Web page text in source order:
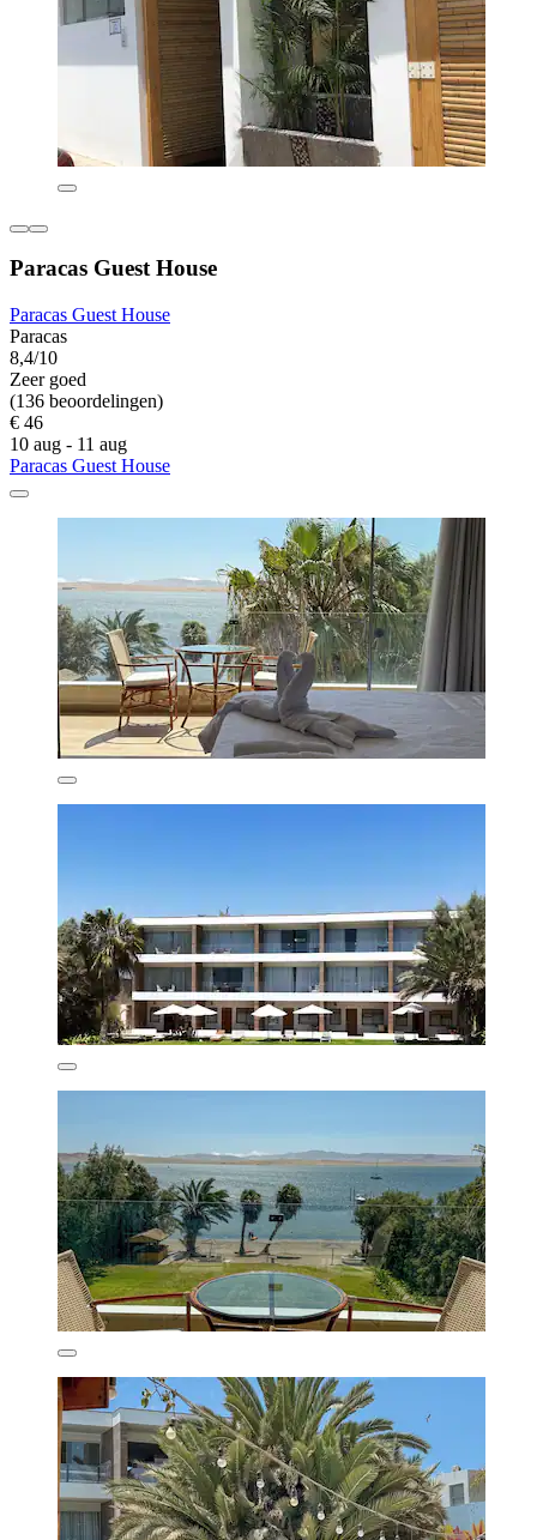
Paracas Guest House
Paracas Guest House
Paracas
8,4/10
Zeer goed
(136 beoordelingen)
€ 46
10 aug - 11 aug
Paracas Guest House